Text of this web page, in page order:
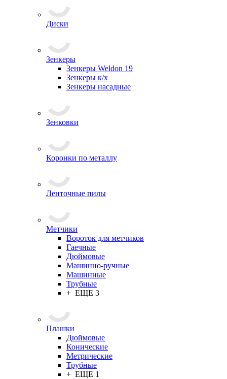
Диски
Зенкеры
Зенкеры Weldon 19
Зенкеры к/х
Зенкеры насадные
Зенковки
Коронки по металлу
Ленточные пилы
Метчики
Вороток для метчиков
Гаечные
Дюймовые
Машинно-ручные
Машинные
Трубные
+ ЕЩЕ 3
Плашки
Дюймовые
Конические
Метрические
Трубные
+ ЕЩЕ 1